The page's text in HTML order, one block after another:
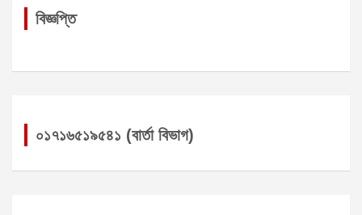
বিজ্ঞপ্তি
০১৭১৬৫১৯৫৪১ (বার্তা বিভাগ)